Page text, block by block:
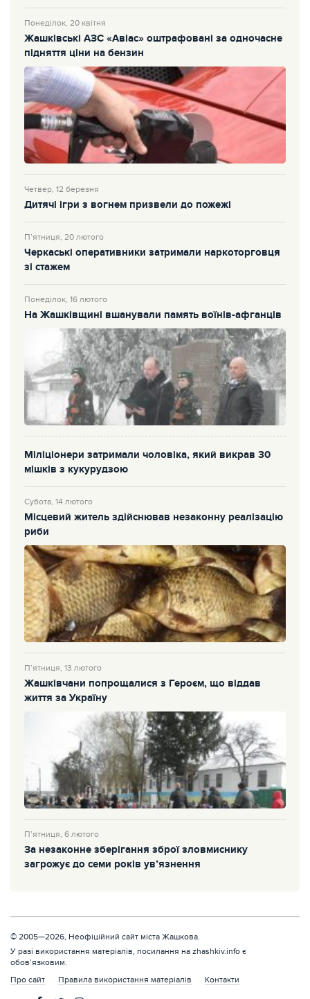
Понеділок, 20 квітня
Жашківські АЗС «Авіас» оштрафовані за одночасне
підняття ціни на бензин
Четвер, 12 березня
Дитячі ігри з вогнем призвели до пожежі
П’ятниця, 20 лютого
Черкаські оперативники затримали наркоторговця
зі стажем
Понеділок, 16 лютого
На Жашківщині вшанували память воїнів-афганців
Міліціонери затримали чоловіка, який викрав 30
мішків з кукурудзою
Субота, 14 лютого
Місцевий житель здійснював незаконну реалізацію
риби
П’ятниця, 13 лютого
Жашківчани попрощалися з Героєм, що віддав
життя за Україну
П’ятниця, 6 лютого
За незаконне зберігання зброї зловмиснику
загрожує до семи років ув’язнення
© 2005—2026, Неофіційний сайт міста Жашкова.
У разі використання матеріалів, посилання на zhashkiv.info є
обов’язковим.
Про сайт
Правила використання матеріалів Контакти